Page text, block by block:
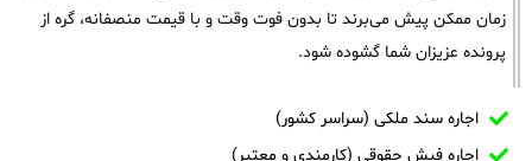
زمان ممکن پیش می‌برند تا بدون فوت وقت و با قیمت منصفانه، گره از
پرونده عزیزان شما گشوده شود.
اجاره سند ملکی (سراسر کشور)
اجاره فیش حقوقی (کارمندی و معتبر)